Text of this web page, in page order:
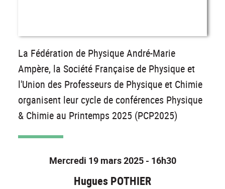
La Fédération de Physique André-Marie
Ampère, la Société Française de Physique et
l'Union des Professeurs de Physique et Chimie
organisent leur cycle de conférences Physique
& Chimie au Printemps 2025 (PCP2025)
Mercredi 19 mars 2025 - 16h30
Hugues POTHIER